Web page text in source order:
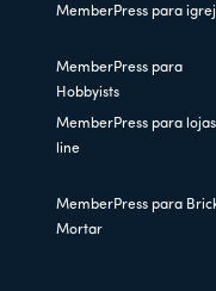
MemberPress para
MemberPress para
Hobbyists
MemberPress para
line
MemberPress para
Mortar